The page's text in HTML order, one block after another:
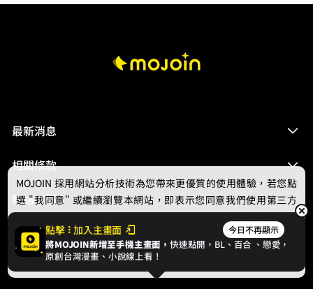
最新消息
相關條款
聯絡我們
© 2024 gamania Digital Entertainment Co., Ltd.
點擊 加入主畫面 今日不再顯示
將MOJOIN新增至手機主畫面，快速點開，BL、 百合 、戀愛，
原創台灣漫畫、小說線上看！
MOJOIN 採用網站分析技術為您帶來更優質的使用體驗，若您點
選 "我同意" 或繼續瀏覽本網站，即表示您同意我們使用第三方
Cookie，欲瞭解更多資訊請見隱私權政策。
我同意